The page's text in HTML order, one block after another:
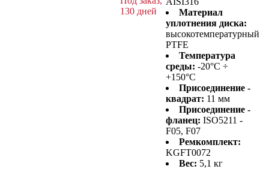
130 дней
Материал
уплотнения диска:
высокотемпературный
PTFE
Температура
среды: -20°C ÷
+150°C
Присоединение -
квадрат: 11 мм
Присоединение -
фланец: ISO5211 -
F05, F07
Ремкомплект:
KGFT0072
Вес: 5,1 кг